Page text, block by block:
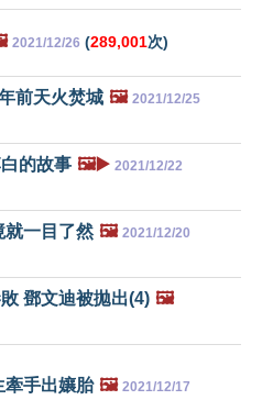
2021/12/26 (289,001次)
前天火焚城 🖼️ 2021/12/25
的故事 🖼️▶️ 2021/12/22
就一目了然 🖼️ 2021/12/20
鄧文迪被拋出(4) 🖼️
牽手出孃胎 🖼️ 2021/12/17